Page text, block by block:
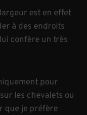
est en effet
à des endroits
confère un très
pour
les chevalets ou
que je préfère